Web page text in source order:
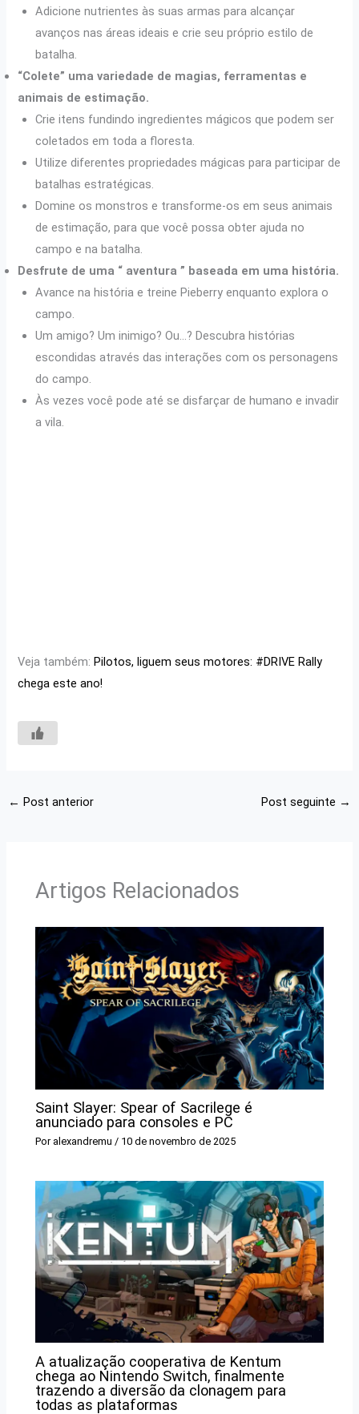
Adicione nutrientes às suas armas para alcançar
avanços nas áreas ideais e crie seu próprio estilo de
batalha.
“Colete” uma variedade de magias, ferramentas e
animais de estimação.
Crie itens fundindo ingredientes mágicos que podem ser
coletados em toda a floresta.
Utilize diferentes propriedades mágicas para participar de
batalhas estratégicas.
Domine os monstros e transforme-os em seus animais
de estimação, para que você possa obter ajuda no
campo e na batalha.
Desfrute de uma “ aventura ” baseada em uma história.
Avance na história e treine Pieberry enquanto explora o
campo.
Um amigo? Um inimigo? Ou…? Descubra histórias
escondidas através das interações com os personagens
do campo.
Às vezes você pode até se disfarçar de humano e invadir
a vila.
Veja também:Pilotos, liguem seus motores: #DRIVE Rally
chega este ano!
← Post anterior Post seguinte →
Artigos Relacionados
Saint Slayer: Spear of Sacrilege é
anunciado para consoles e PC
Por alexandremu/ 10 de novembro de 2025
A atualização cooperativa de Kentum
chega ao Nintendo Switch, finalmente
trazendo a diversão da clonagem para
todas as plataformas